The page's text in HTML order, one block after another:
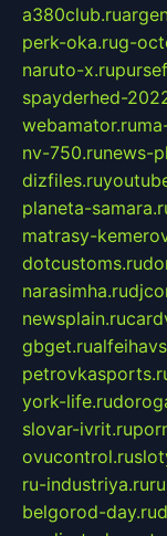
a380club.ru
perk-oka.rug-
naruto-x.ru
spayderhed-
webamator.ru
nv-750.runews-
dizfiles.ru
planeta-
matrasy-
dotcustoms.ru
narasimha.ru
newsplain.ru
gbget.ru
york-life.ru
slovar-ivrit.ru
ovucontrol.ru
ru-industriya.ru
belgorod-day.ru